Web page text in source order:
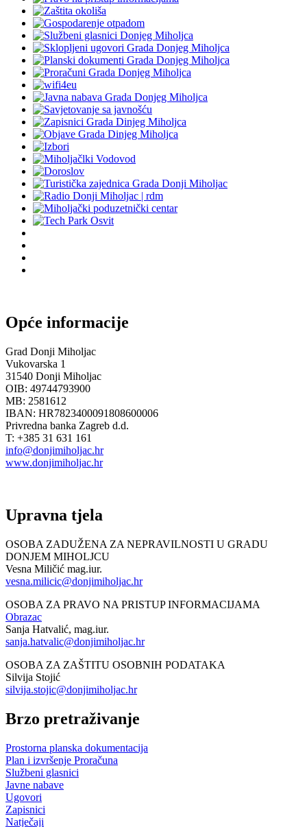
Opće informacije
Grad Donji Miholjac
Vukovarska 1
31540 Donji Miholjac
OIB: 49744793900
MB: 2581612
IBAN: HR7823400091808600006
Privredna banka Zagreb d.d.
T: +385 31 631 161
info@donjimiholjac.hr
www.donjimiholjac.hr
Upravna tjela
OSOBA ZADUŽENA ZA NEPRAVILNOSTI U GRADU
DONJEM MIHOLJCU
Vesna Miličić mag.iur.
vesna.milicic@donjimiholjac.hr
OSOBA ZA PRAVO NA PRISTUP INFORMACIJAMA
Obrazac
Sanja Hatvalić, mag.iur.
sanja.hatvalic@donjimiholjac.hr
OSOBA ZA ZAŠTITU OSOBNIH PODATAKA
Silvija Stojić
silvija.stojic@donjimiholjac.hr
Brzo pretraživanje
Prostorna planska dokumentacija
Plan i izvršenje Proračuna
Službeni glasnici
Javne nabave
Ugovori
Zapisnici
Natječaji